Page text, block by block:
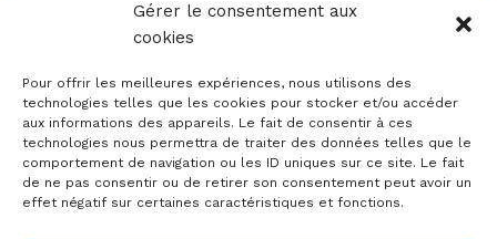
Gérer le consentement aux
cookies
Pour offrir les meilleures expériences, nous utilisons des
technologies telles que les cookies pour stocker et/ou accéder
aux informations des appareils. Le fait de consentir à ces
technologies nous permettra de traiter des données telles que le
comportement de navigation ou les ID uniques sur ce site. Le fait
de ne pas consentir ou de retirer son consentement peut avoir un
effet négatif sur certaines caractéristiques et fonctions.
Bâtiment Laennec
13100 Aix-en-Provence
✉ contact@crige-paca.org